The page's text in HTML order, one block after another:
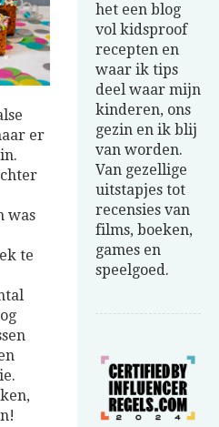
er
was
te
het een blog
vol kidsproof
recepten en
waar ik tips
deel waar mijn
kinderen, ons
gezin en ik blij
van worden.
Van gezellige
uitstapjes tot
recensies van
films, boeken,
games en
speelgoed.